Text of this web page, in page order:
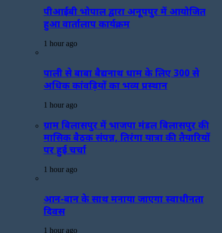
पीआईबी भोपाल द्वारा अनूपपुर में आयोजित
हुआ वार्तालाप कार्यक्रम
1 hour ago
पाली से बाबा बैद्यनाथ धाम के लिए 300 से
अधिक कांवड़ियों का भव्य प्रस्थान
1 hour ago
ग्राम बिलासपुर में भाजपा मंडल बिलासपुर की
मासिक बैठक संपन्न, तिरंगा यात्रा की तैयारियों
पर हुई चर्चा
1 hour ago
आन-बान के साथ मनाया जाएगा स्वाधीनता
दिवस
1 hour ago